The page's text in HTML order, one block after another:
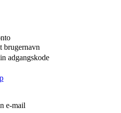
brugernavn
adgangskode
e-mail